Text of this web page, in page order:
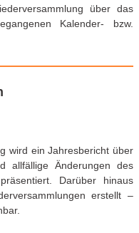
über das
Kalender- bzw.
wird ein Jahresbericht über
allfällige Änderungen des
Darüber hinaus
erstellt –